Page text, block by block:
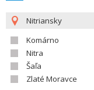
Nitriansky
Komárno
Nitra
Šaľa
Zlaté Moravce